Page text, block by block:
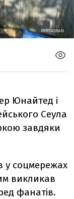
INSTAGRAM
Юнайтед і
Сеула
завдяки
у соцмережах
викликав
фанатів.